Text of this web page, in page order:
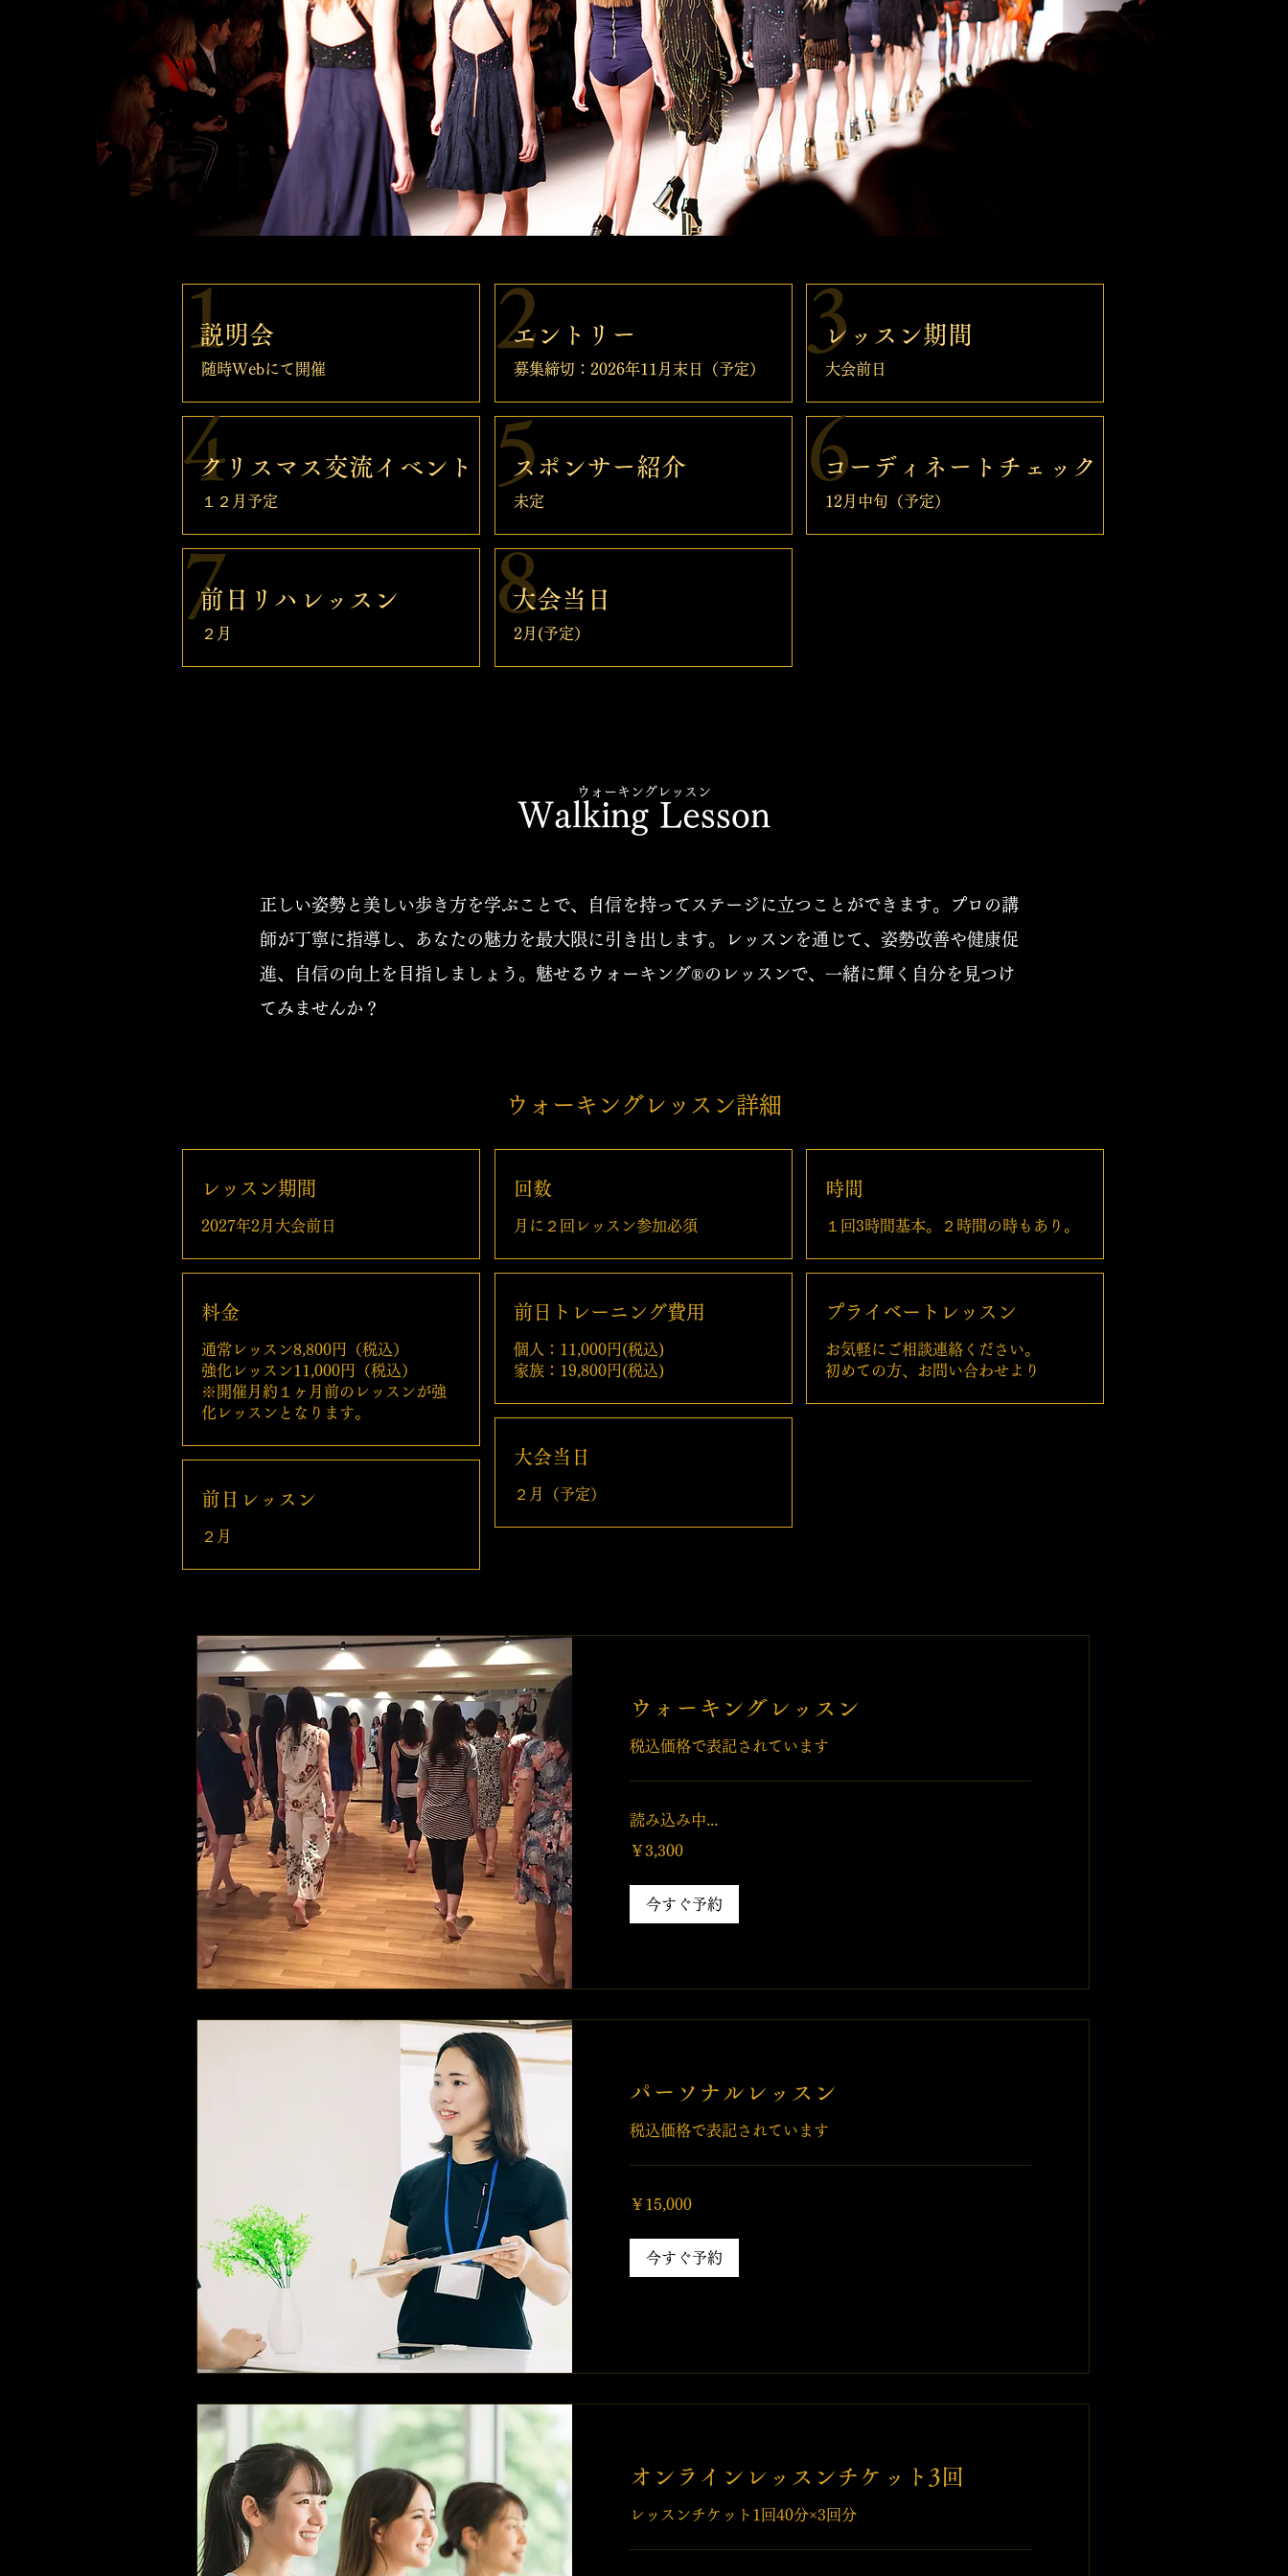
1
説明会
随時Webにて開催
4
クリスマス交流イベント
１２月予定
7
前日リハレッスン
​２月
2
エントリー
募集締切：2026年11月末日（予定）
5スポンサー紹介
未定
8
大会当日
​2月(予定）
3レッスン期間
大会前日
6コーディネートチェック
​12月中旬（予定）
ウォーキングレッスン
Walking Lesson
正しい姿勢と美しい歩き方を学ぶことで、自信を持ってステージに立つことができます。プロの講
師が丁寧に指導し、あなたの魅力を最大限に引き出します。レッスンを通じて、姿勢改善や健康促
進、自信の向上を目指しましょう。魅せるウォーキング®のレッスンで、一緒に輝く自分を見つけ
てみませんか？
ウォーキングレッスン詳細
レッスン期間
2027年2月大会前日
料金
通常レッスン8,800円（税込）
強化レッスン11,000円（税込）
※開催月約１ヶ月前のレッスンが強
化レッスンとなります。
前日レッスン
２月
回数
月に２回レッスン参加必須
前日トレーニング費用
個人：11,000円(税込)
家族：19,800円(税込)
大会当日
２月（予定）
時間
１回3時間基本。２時間の時もあり。
プライベートレッスン
お気軽にご相談連絡ください。
​初めての方、お問い合わせより
ウォーキングレッスン
税込価格で表記されています
読み込み中...
円
￥3,300
今すぐ予約
パーソナルレッスン
税込価格で表記されています
円
￥15,000
今すぐ予約
オンラインレッスンチケット3回
レッスンチケット1回40分×3回分